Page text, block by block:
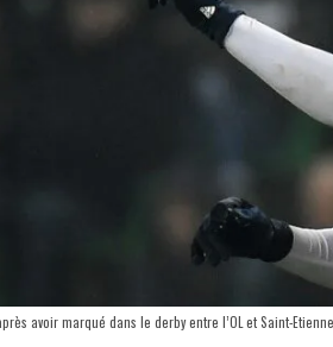
avoir marqué dans le derby entre l’OL et Saint-Etienne